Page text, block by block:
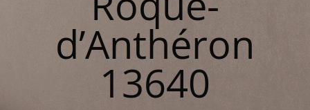
d’Anthéron
13640